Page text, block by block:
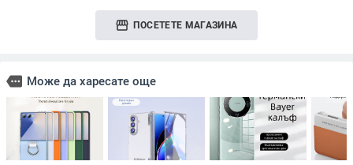
storefront ПОСЕТЕТЕ МАГАЗИНА
more Може да харесате още